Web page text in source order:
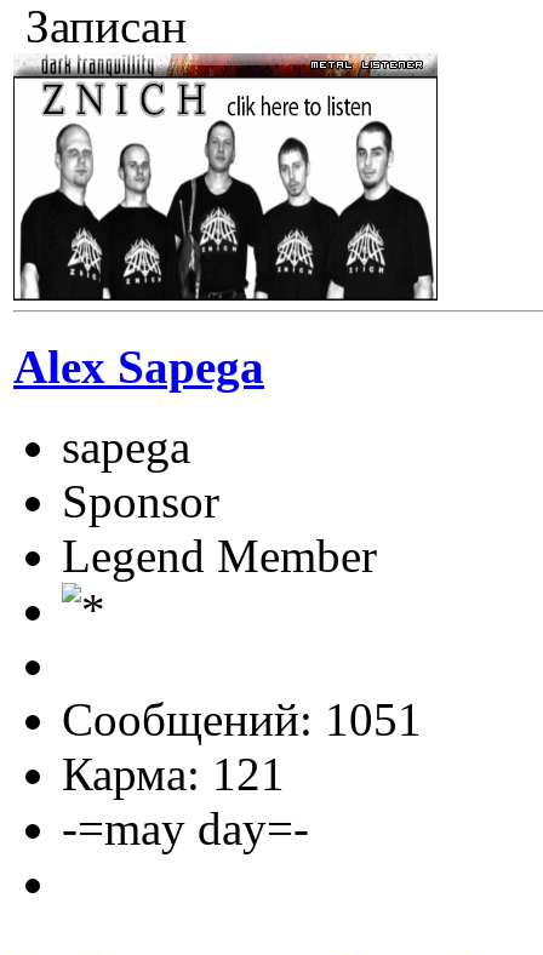
Записан
Alex Sapega
sapega
Sponsor
Legend Member
Сообщений: 1051
Карма: 121
-=may day=-